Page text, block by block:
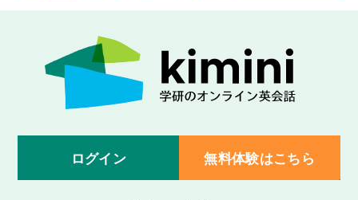
ログイン 無料体験はこちら